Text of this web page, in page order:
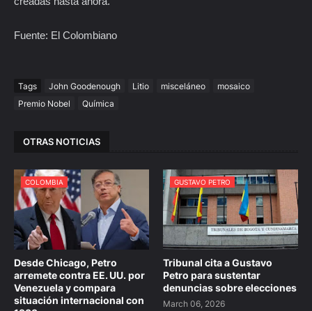
Fuente: El Colombiano
Tags John Goodenough Litio misceláneo
mosaico
Premio Nobel
Química
OTRAS NOTICIAS
COLOMBIA
Desde Chicago, Petro
arremete contra EE. UU. por
Venezuela y compara
situación internacional con
GUSTAVO PETRO
Tribunal cita a Gustavo
Petro para sustentar
denuncias sobre elecciones
March 06, 2026